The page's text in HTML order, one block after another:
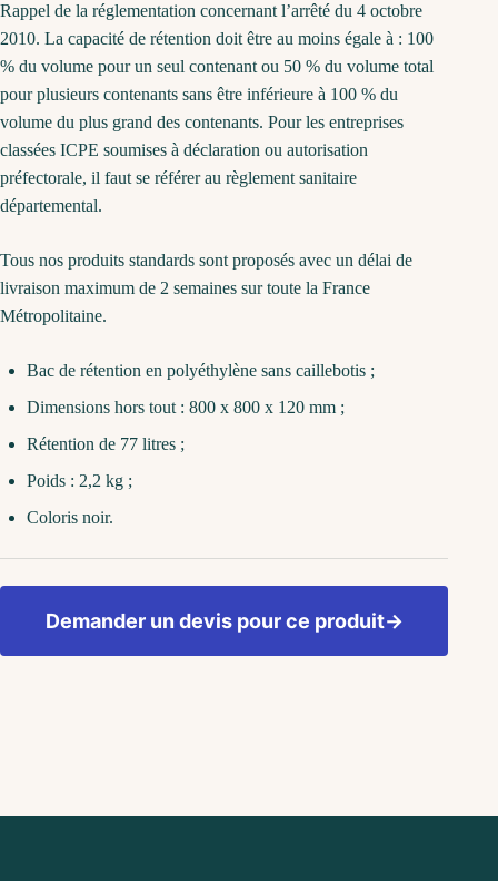
Rappel de la réglementation concernant l’arrêté du 4 octobre
2010. La capacité de rétention doit être au moins égale à : 100
% du volume pour un seul contenant ou 50 % du volume total
pour plusieurs contenants sans être inférieure à 100 % du
volume du plus grand des contenants. Pour les entreprises
classées ICPE soumises à déclaration ou autorisation
préfectorale, il faut se référer au règlement sanitaire
départemental.
Tous nos produits standards sont proposés avec un délai de
livraison maximum de 2 semaines sur toute la France
Métropolitaine.
Bac de rétention en polyéthylène sans caillebotis ;
Dimensions hors tout : 800 x 800 x 120 mm ;
Rétention de 77 litres ;
Poids : 2,2 kg ;
Coloris noir.
Demander un devis pour ce produit→